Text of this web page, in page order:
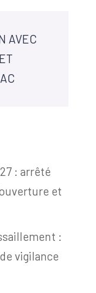
AVEC
: arrêté
et
:
vigilance